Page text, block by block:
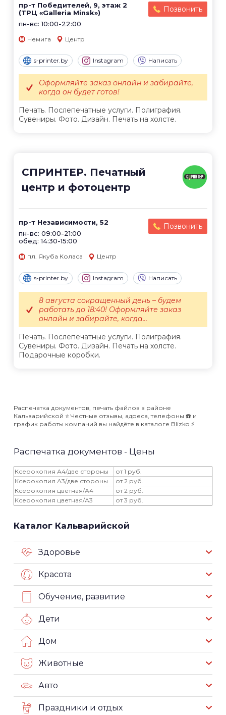
пр-т Победителей, 9, этаж 2
(ТРЦ «Galleria Minsk»)
пн-вс: 10:00-22:00
Позвонить
Немига Центр
s-printer.by Instagram Написать
Печать. Послепечатные услуги. Полиграфия.
Сувениры. Фото. Дизайн. Печать на холсте.
Оформляйте заказ онлайн и забирайте,
когда он будет готов!
СПРИНТЕР. Печатный
центр и фотоцентр
пр-т Независимости, 52
пн-вс: 09:00-21:00
обед: 14:30-15:00
Позвонить
пл. Якуба Коласа Центр
s-printer.by Instagram Написать
Печать. Послепечатные услуги. Полиграфия.
Сувениры. Фото. Дизайн. Печать на холсте.
Подарочные коробки.
8 августа сокращенный день – будем
работать до 18:40! Оформляйте заказ
онлайн и забирайте, когда...
Распечатка документов, печать файлов в районе
Кальварийской ⭐️ Честные отзывы, адреса, телефоны ☎️ и
график работы компаний вы найдёте в каталоге Blizko ⚡️
Распечатка документов - Цены
Ксерокопия А4/две стороны
от 1 руб.
Ксерокопия А3/две стороны
от 2 руб.
Ксерокопия цветная/А4
от 2 руб.
Ксерокопия цветная/А3
от 3 руб.
Каталог Кальварийской
Здоровье
Красота
Обучение, развитие
Дети
Дом
Животные
Авто
Праздники и отдых